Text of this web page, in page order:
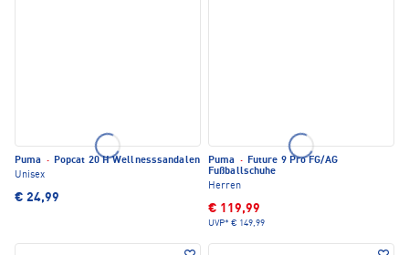
Puma · Popcat 20 H Wellnesssandalen
Unisex
€ 24,99
Puma · Future 9 Pro FG/AG
Fußballschuhe
Herren
€ 119,99
UVP* € 149,99